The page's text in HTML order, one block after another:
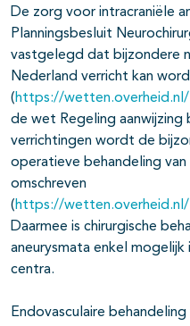
De zorg voor intracraniële
Planningsbesluit
vastgelegd dat bijzondere
Nederland verricht kan
( https://wetten.overheid.nl/
de wet Regeling aanwijzing
verrichtingen wordt de
operatieve behandeling van
omschreven
( https://wetten.overheid.nl/
Daarmee is chirurgische
aneurysmata enkel mogelijk
centra.
Endovasculaire